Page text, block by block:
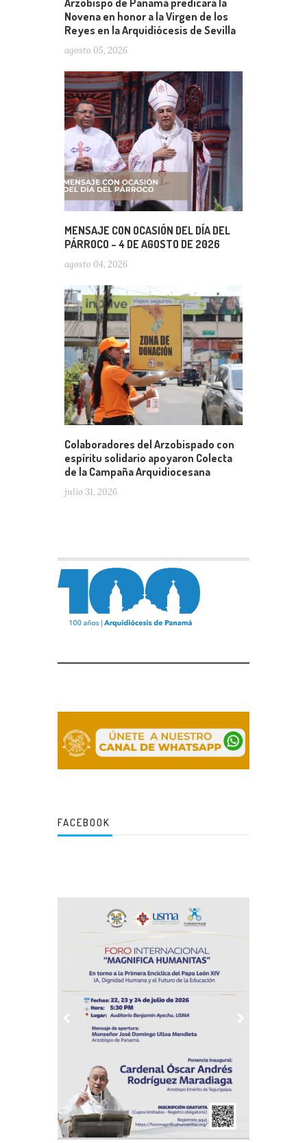
Novena en honor a la Virgen de los
Reyes en la Arquidiócesis de Sevilla
agosto 05, 2026
MENSAJE CON OCASIÓN DEL DÍA DEL
PÁRROCO – 4 DE AGOSTO DE 2026
agosto 04, 2026
Colaboradores del Arzobispado con
espíritu solidario apoyaron Colecta
de la Campaña Arquidiocesana
julio 31, 2026
FACEBOOK